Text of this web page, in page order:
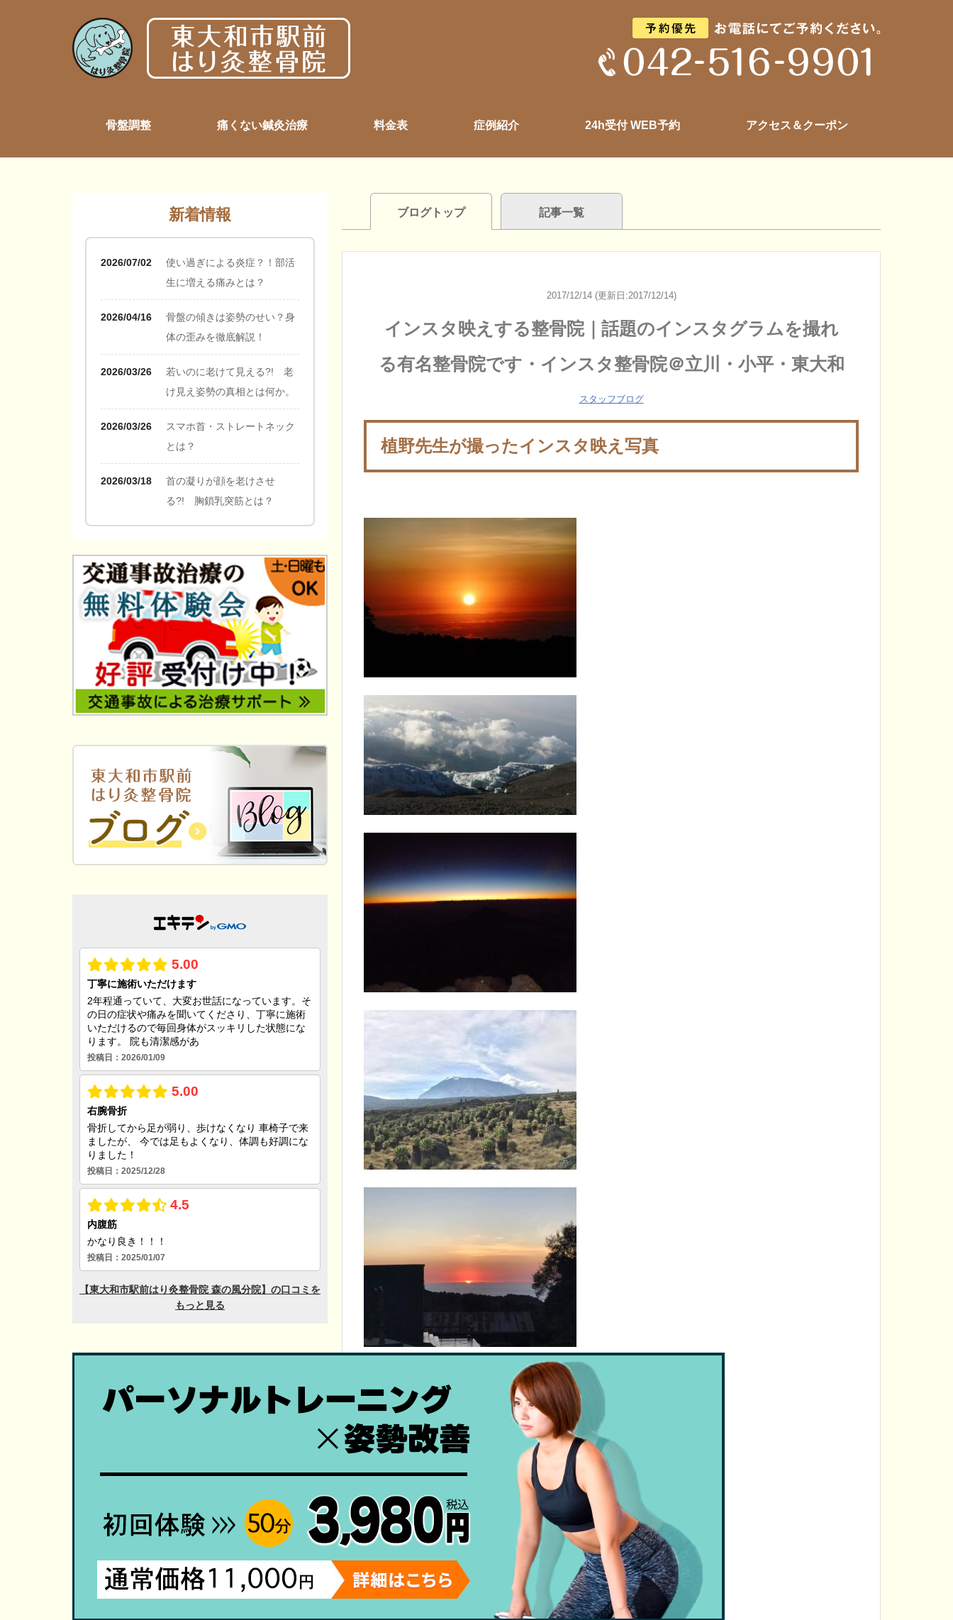
骨盤調整 痛くない鍼灸治療 料金表 症例紹介 24h受付 WEB予約 アクセス＆クーポン
ブログトップ 記事一覧
2017/12/14 (更新日:2017/12/14)
インスタ映えする整骨院｜話題のインスタグラムを撮れ
る有名整骨院です・インスタ整骨院＠立川・小平・東大和
スタッフブログ
植野先生が撮ったインスタ映え写真
新着情報
2026/07/02
使い過ぎによる炎症？！部活
生に増える痛みとは？
2026/04/16
骨盤の傾きは姿勢のせい？身
体の歪みを徹底解説！
2026/03/26
若いのに老けて見える?! 老
け見え姿勢の真相とは何か。
2026/03/26
スマホ首・ストレートネック
とは？
2026/03/18
首の凝りが顔を老けさせ
る?! 胸鎖乳突筋とは？